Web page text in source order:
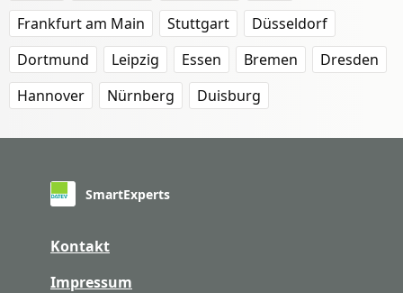
Frankfurt am Main
Stuttgart
Düsseldorf
Dortmund
Leipzig Essen Bremen
Dresden
Hannover
Nürnberg Duisburg
SmartExperts
Kontakt
Impressum